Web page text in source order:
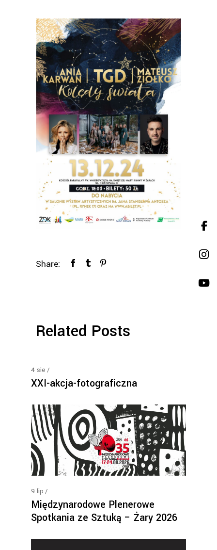
Share:
Related Posts
4 sie
XXI-akcja-fotograficzna
9 lip
Międzynarodowe Plenerowe
Spotkania ze Sztuką – Żary 2026